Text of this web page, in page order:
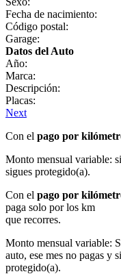
Fecha de nacimiento:
Código postal:
Garage:
Datos del Auto
Año:
Marca:
Descripción:
Placas:
Next
Con el pago por
Monto mensual variable:
sigues protegido(a).
Con el pago por
paga solo por los km
que recorres.
Monto mensual variable:
auto, ese mes no pagas y
protegido(a).